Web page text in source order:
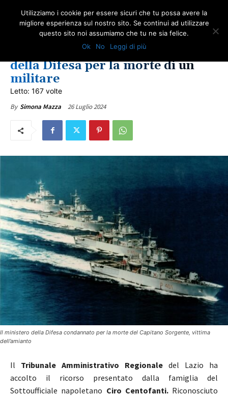
IN PRIMO PIANO
Il TAR condanna il Ministero
della Difesa per la morte di un
militare
Letto: 167 volte
By Simona Mazza 26 Luglio 2024
Il ministero della Difesa condannato per la morte del Capitano Sorgente, vittima
dell’amianto
Il Tribunale Amministrativo Regionale del Lazio ha
accolto il ricorso presentato dalla famiglia del
Sottoufficiale napoletano Ciro Centofanti.Riconosciuto
Utilizziamo i cookie per essere sicuri che tu possa avere la
migliore esperienza sul nostro sito. Se continui ad utilizzare
questo sito noi assumiamo che tu ne sia felice.
Ok
No Leggi di più